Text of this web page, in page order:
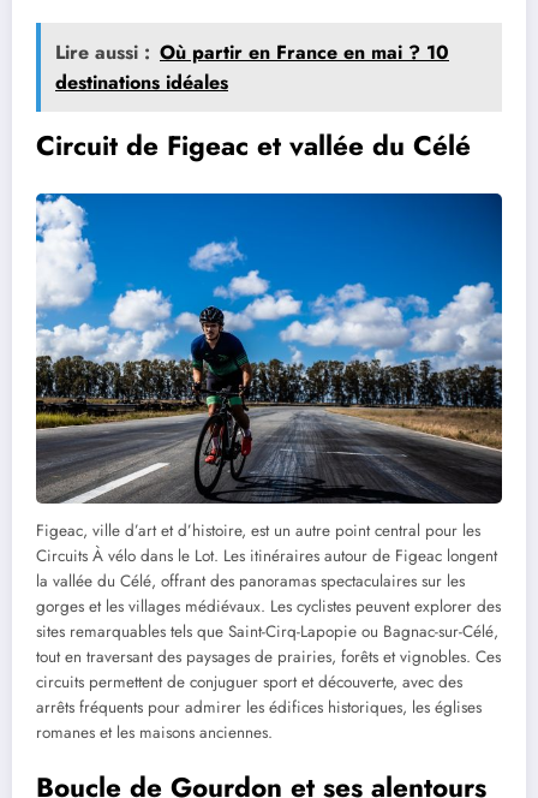
Lire aussi : Où partir en France en mai ? 10
destinations idéales
Circuit de Figeac et vallée du Célé
Figeac, ville d’art et d’histoire, est un autre point central pour les
Circuits À vélo dans le Lot. Les itinéraires autour de Figeac longent
la vallée du Célé, offrant des panoramas spectaculaires sur les
gorges et les villages médiévaux. Les cyclistes peuvent explorer des
sites remarquables tels que Saint-Cirq-Lapopie ou Bagnac-sur-Célé,
tout en traversant des paysages de prairies, forêts et vignobles. Ces
circuits permettent de conjuguer sport et découverte, avec des
arrêts fréquents pour admirer les édifices historiques, les églises
romanes et les maisons anciennes.
Boucle de Gourdon et ses alentours